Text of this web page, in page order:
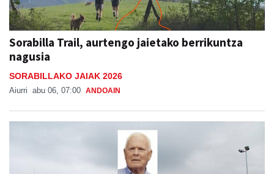
Sorabilla Trail, aurtengo jaietako berrikuntza
nagusia
SORABILLAKO JAIAK 2026
Aiurri abu 06, 07:00 ANDOAIN